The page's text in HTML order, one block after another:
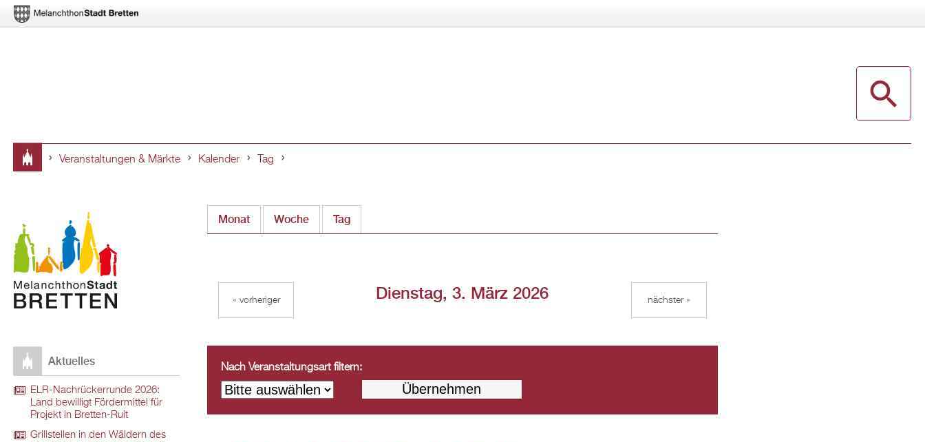
hier
Veranstaltungen & Märkte Kalender Tag
Monat Woche Tag(aktiver Reiter)
Dienstag, 3. März 2026
« vorheriger nächster »
Nach Veranstaltungsart filtern:
Aktuelles
ELR-Nachrückerrunde 2026:
Land bewilligt Fördermittel für
Projekt in Bretten-Ruit
Grillstellen in den Wäldern des